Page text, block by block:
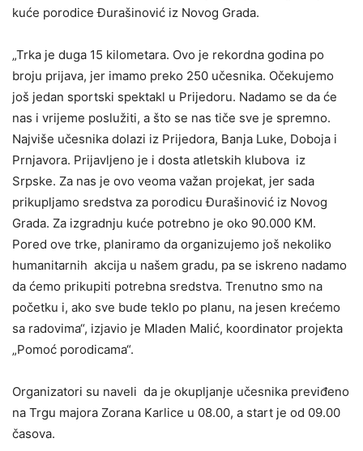
kuće porodice Đurašinović iz Novog Grada.
„Trka je duga 15 kilometara. Ovo je rekordna godina po
broju prijava, jer imamo preko 250 učesnika. Očekujemo
još jedan sportski spektakl u Prijedoru. Nadamo se da će
nas i vrijeme poslužiti, a što se nas tiče sve je spremno.
Najviše učesnika dolazi iz Prijedora, Banja Luke, Doboja i
Prnjavora. Prijavljeno je i dosta atletskih klubova iz
Srpske. Za nas je ovo veoma važan projekat, jer sada
prikupljamo sredstva za porodicu Đurašinović iz Novog
Grada. Za izgradnju kuće potrebno je oko 90.000 KM.
Pored ove trke, planiramo da organizujemo još nekoliko
humanitarnih akcija u našem gradu, pa se iskreno nadamo
da ćemo prikupiti potrebna sredstva. Trenutno smo na
početku i, ako sve bude teklo po planu, na jesen krećemo
sa radovima“, izjavio je Mladen Malić, koordinator projekta
„Pomoć porodicama“.
Organizatori su naveli da je okupljanje učesnika previđeno
na Trgu majora Zorana Karlice u 08.00, a start je od 09.00
časova.